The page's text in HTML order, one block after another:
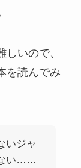
いので、
を読んでみ
いジャ
い……